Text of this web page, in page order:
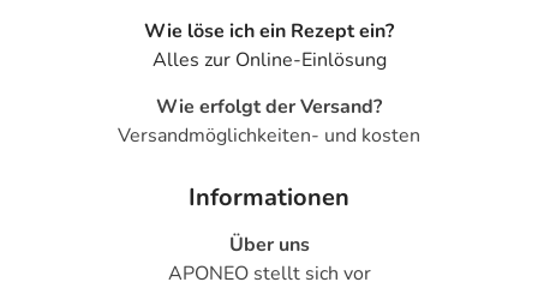
Wie löse ich ein Rezept ein?
Alles zur Online-Einlösung
Wie erfolgt der Versand?
Versandmöglichkeiten- und kosten
Informationen
Über uns
APONEO stellt sich vor